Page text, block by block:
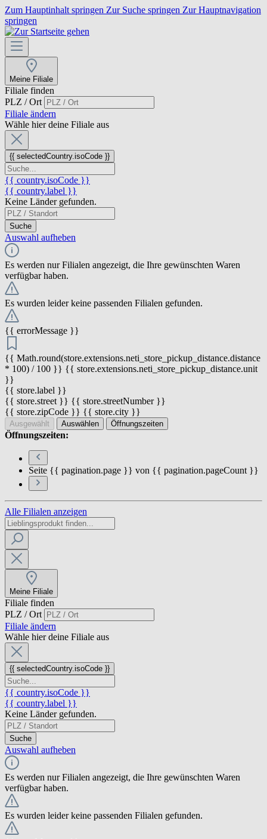
Zum Hauptinhalt springen Zur Suche springen Zur Hauptnavigation
springen
Meine Filiale
Filiale finden
PLZ / Ort
Filiale ändern
Wähle hier deine Filiale aus
{{ selectedCountry.isoCode }}
{{ country.isoCode }}
{{ country.label }}
Keine Länder gefunden.
Suche
Auswahl aufheben
Es werden nur Filialen angezeigt, die Ihre gewünschten Waren
verfügbar haben.
Es wurden leider keine passenden Filialen gefunden.
{{ errorMessage }}
{{ Math.round(store.extensions.neti_store_pickup_distance.distance
* 100) / 100 }} {{ store.extensions.neti_store_pickup_distance.unit
}}
{{ store.label }}
{{ store.street }} {{ store.streetNumber }}
{{ store.zipCode }} {{ store.city }}
Ausgewählt Auswählen Öffnungszeiten
Öffnungszeiten:
Seite {{ pagination.page }} von {{ pagination.pageCount }}
Alle Filialen anzeigen
Meine Filiale
Filiale finden
PLZ / Ort
Filiale ändern
Wähle hier deine Filiale aus
{{ selectedCountry.isoCode }}
{{ country.isoCode }}
{{ country.label }}
Keine Länder gefunden.
Suche
Auswahl aufheben
Es werden nur Filialen angezeigt, die Ihre gewünschten Waren
verfügbar haben.
Es wurden leider keine passenden Filialen gefunden.